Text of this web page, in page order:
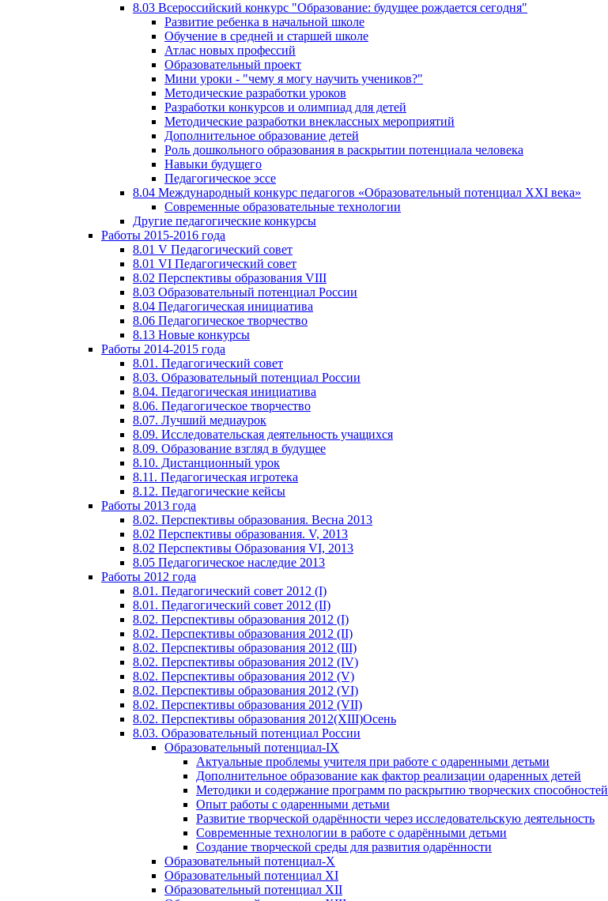
8.03 Всероссийский конкурс "Образование: будущее рождается сегодня"
Развитие ребенка в начальной школе
Обучение в средней и старшей школе
Атлас новых профессий
Образовательный проект
Мини уроки - "чему я могу научить учеников?"
Методические разработки уроков
Разработки конкурсов и олимпиад для детей
Методические разработки внеклассных мероприятий
Дополнительное образование детей
Роль дошкольного образования в раскрытии потенциала человека
Навыки будущего
Педагогическое эссе
8.04 Международный конкурс педагогов «Образовательный потенциал XXI века»
Современные образовательные технологии
Другие педагогические конкурсы
Работы 2015-2016 года
8.01 V Педагогический совет
8.01 VI Педагогический совет
8.02 Перспективы образования VIII
8.03 Образовательный потенциал России
8.04 Педагогическая инициатива
8.06 Педагогическое творчество
8.13 Новые конкурсы
Работы 2014-2015 года
8.01. Педагогический совет
8.03. Образовательный потенциал России
8.04. Педагогическая инициатива
8.06. Педагогическое творчество
8.07. Лучший медиаурок
8.09. Исследовательская деятельность учащихся
8.09. Образование взгляд в будущее
8.10. Дистанционный урок
8.11. Педагогическая игротека
8.12. Педагогические кейсы
Работы 2013 года
8.02. Перспективы образования. Весна 2013
8.02 Перспективы образования. V, 2013
8.02 Перспективы Образования VI, 2013
8.05 Педагогическое наследие 2013
Работы 2012 года
8.01. Педагогический совет 2012 (I)
8.01. Педагогический совет 2012 (II)
8.02. Перспективы образования 2012 (I)
8.02. Перспективы образования 2012 (II)
8.02. Перспективы образования 2012 (III)
8.02. Перспективы образования 2012 (IV)
8.02. Перспективы образования 2012 (V)
8.02. Перспективы образования 2012 (VI)
8.02. Перспективы образования 2012 (VII)
8.02. Перспективы образования 2012(XIII)Осень
8.03. Образовательный потенциал России
Образовательный потенциал-IX
Актуальные проблемы учителя при работе с одаренными детьми
Дополнительное образование как фактор реализации одаренных детей
Методики и содержание программ по раскрытию творческих способностей
Опыт работы с одаренными детьми
Развитие творческой одарённости через исследовательскую деятельность
Современные технологии в работе с одарёнными детьми
Создание творческой среды для развития одарённости
Образовательный потенциал-X
Образовательный потенциал XI
Образовательный потенциал XII